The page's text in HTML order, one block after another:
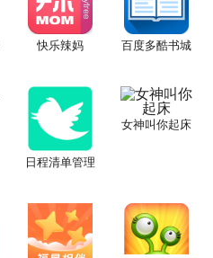
快乐辣妈 百度多酷书城
日程清单管理
女神叫你起床